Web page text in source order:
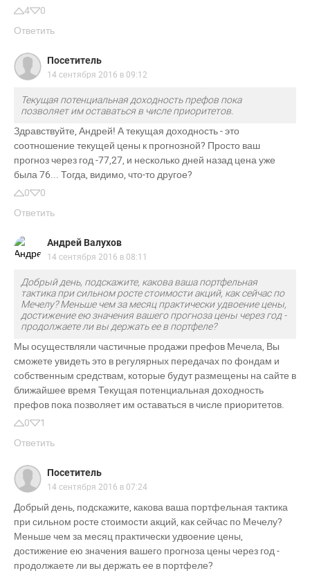
4
0
Ответить
Посетитель
14 сентября 2016 в 09:12
Текущая потенциальная доходность префов пока
позволяет им оставаться в числе приоритетов.
Здравствуйте, Андрей! А текущая доходность - это
соотношение текущей цены к прогнозной? Просто ваш
прогноз через год -77,27, и несколько дней назад цена уже
была 76... Тогда, видимо, что-то другое?
0
0
Ответить
Андрей Валухов
14 сентября 2016 в 08:11
Добрый день, подскажите, какова ваша портфельная
тактика при сильном росте стоимости акций, как сейчас по
Мечелу? Меньше чем за месяц практически удвоение цены,
достижение ею значения вашего прогноза цены через год -
продолжаете ли вы держать ее в портфеле?
Мы осуществляли частичные продажи префов Мечела, Вы
сможете увидеть это в регулярных передачах по фондам и
собственным средствам, которые будут размещены на сайте в
ближайшее время Текущая потенциальная доходность
префов пока позволяет им оставаться в числе приоритетов.
0
1
Ответить
Посетитель
14 сентября 2016 в 07:24
Добрый день, подскажите, какова ваша портфельная тактика
при сильном росте стоимости акций, как сейчас по Мечелу?
Меньше чем за месяц практически удвоение цены,
достижение ею значения вашего прогноза цены через год -
продолжаете ли вы держать ее в портфеле?